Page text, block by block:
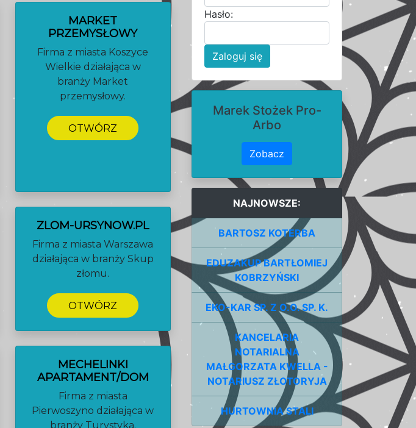
MARKET
PRZEMYSŁOWY
Firma z miasta Koszyce
Wielkie działająca w
branży Market
przemysłowy.
OTWÓRZ
ZLOM-URSYNOW.PL
Firma z miasta Warszawa
działająca w branży Skup
złomu.
OTWÓRZ
MECHELINKI
APARTAMENT/DOM
Firma z miasta
Pierwoszyno działająca w
branży Turystyka.
Hasło:
Zaloguj się
Marek Stożek Pro-
Arbo
Zobacz
NAJNOWSZE:
BARTOSZ KOTERBA
EDUZAKUP BARTŁOMIEJ
KOBRZYŃSKI
EKO-KAR SP. Z O.O. SP. K.
KANCELARIA
NOTARIALNA
MAŁGORZATA KWELLA -
NOTARIUSZ ZŁOTORYJA
HURTOWNIA STALI